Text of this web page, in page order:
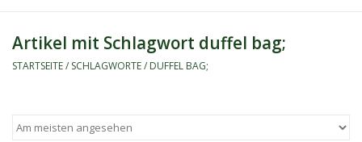
Camping/Outdoor
Artikel mit Schlagwort duffel bag;
STARTSEITE/ SCHLAGWORTE/ DUFFEL BAG;